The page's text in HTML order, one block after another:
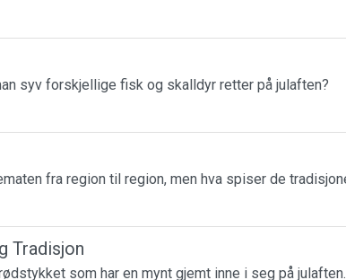
syv forskjellige fisk og skalldyr retter på julaften?
fra region til region, men hva spiser de
Tradisjon
som har en mynt gjemt inne i seg på